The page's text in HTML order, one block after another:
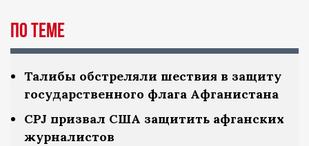
По теме
Талибы обстреляли шествия в защиту
государственного флага Афганистана
CPJ призвал США защитить афганских
журналистов